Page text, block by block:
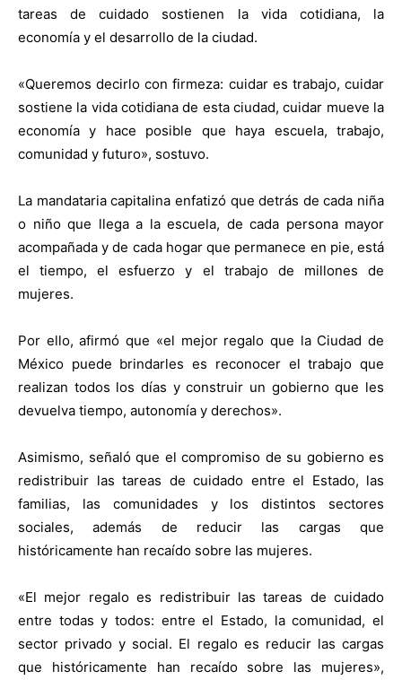
tareas de cuidado sostienen la vida cotidiana, la
economía y el desarrollo de la ciudad.
«Queremos decirlo con firmeza: cuidar es trabajo, cuidar
sostiene la vida cotidiana de esta ciudad, cuidar mueve la
economía y hace posible que haya escuela, trabajo,
comunidad y futuro», sostuvo.
La mandataria capitalina enfatizó que detrás de cada niña
o niño que llega a la escuela, de cada persona mayor
acompañada y de cada hogar que permanece en pie, está
el tiempo, el esfuerzo y el trabajo de millones de
mujeres.
Por ello, afirmó que «el mejor regalo que la Ciudad de
México puede brindarles es reconocer el trabajo que
realizan todos los días y construir un gobierno que les
devuelva tiempo, autonomía y derechos».
Asimismo, señaló que el compromiso de su gobierno es
redistribuir las tareas de cuidado entre el Estado, las
familias, las comunidades y los distintos sectores
sociales, además de reducir las cargas que
históricamente han recaído sobre las mujeres.
«El mejor regalo es redistribuir las tareas de cuidado
entre todas y todos: entre el Estado, la comunidad, el
sector privado y social. El regalo es reducir las cargas
que históricamente han recaído sobre las mujeres»,